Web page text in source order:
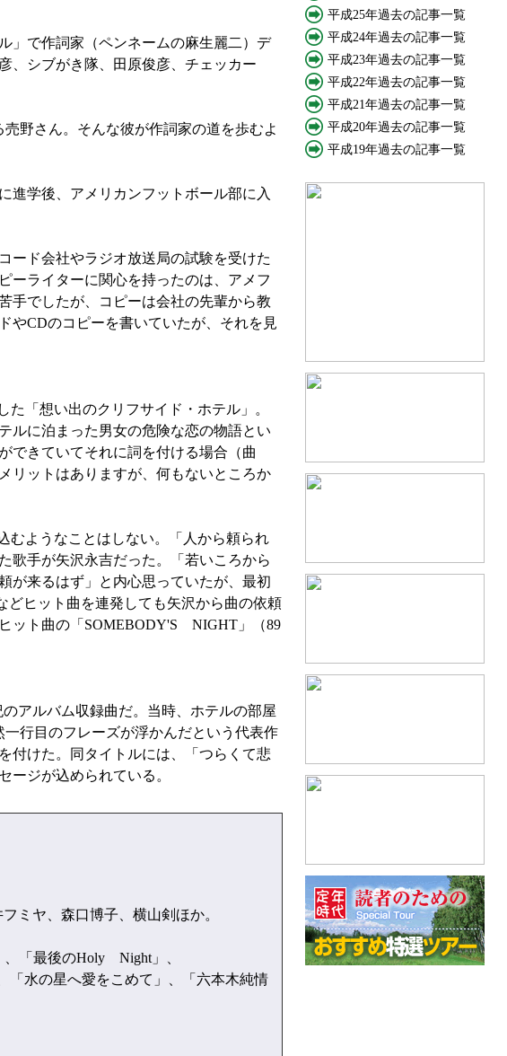
」で作詞家（ペンネームの麻生麗二）デ
、シブがき隊、田原俊彦、チェッカー
野さん。そんな彼が作詞家の道を歩むよ
進学後、アメリカンフットボール部に入
ード会社やラジオ放送局の試験を受けた
ーライターに関心を持ったのは、アメフ
手でしたが、コピーは会社の先輩から教
やCDのコピーを書いていたが、それを見
「想い出のクリフサイド・ホテル」。
ルに泊まった男女の危険な恋の物語とい
できていてそれに詞を付ける場合（曲
リットはありますが、何もないところか
むようなことはしない。「人から頼られ
歌手が矢沢永吉だった。「若いころから
が来るはず」と内心思っていたが、最初
どヒット曲を連発しても矢沢から曲の依頼
ット曲の「SOMEBODY'S NIGHT」（89
アルバム収録曲だ。当時、ホテルの部屋
行目のフレーズが浮かんだという代表作
付けた。同タイトルには、「つらくて悲
ージが込められている。
ミヤ、森口博子、横山剣ほか。
「最後のHoly Night」、
「水の星へ愛をこめて」、「六本木純情
平成25年過去の記事一覧
平成24年過去の記事一覧
平成23年過去の記事一覧
平成22年過去の記事一覧
平成21年過去の記事一覧
平成20年過去の記事一覧
平成19年過去の記事一覧